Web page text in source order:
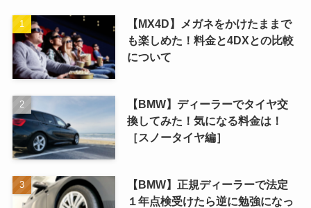
【MX4D】メガネをかけたままで
も楽しめた！料金と4DXとの比較
について
【BMW】ディーラーでタイヤ交
換してみた！気になる料金は！
［スノータイヤ編］
【BMW】正規ディーラーで法定
１年点検受けたら逆に勉強になっ